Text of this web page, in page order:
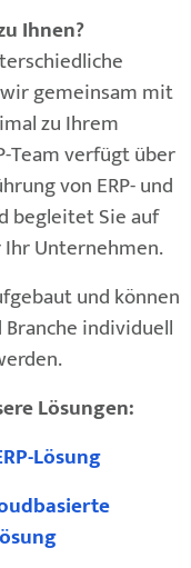
Ihnen?
gemeinsam mit
zu Ihrem
Team verfügt über
von ERP- und
begleitet Sie auf
Unternehmen.
und können
individuell
Lösungen:
Lösung